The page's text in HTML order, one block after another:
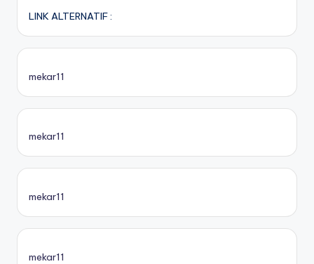
LINK ALTERNATIF :
mekar11
mekar11
mekar11
mekar11